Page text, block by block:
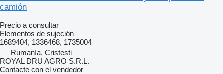
camión
Precio a consultar
Elementos de sujeción
1689404, 1336468, 1735004
Rumanía, Cristesti
ROYAL DRU AGRO S.R.L.
Contacte con el vendedor